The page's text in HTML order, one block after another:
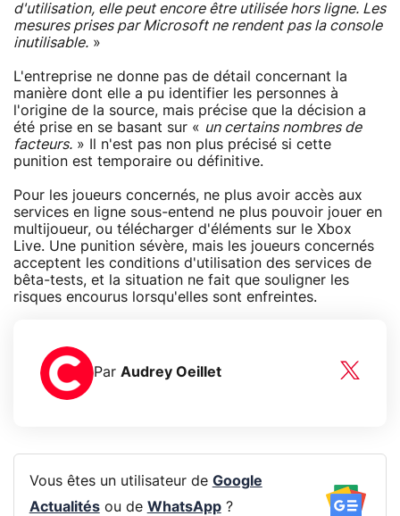
d'utilisation, elle peut encore être utilisée hors ligne. Les
mesures prises par Microsoft ne rendent pas la console
inutilisable. »
L'entreprise ne donne pas de détail concernant la
manière dont elle a pu identifier les personnes à
l'origine de la source, mais précise que la décision a
été prise en se basant sur « un certains nombres de
facteurs. » Il n'est pas non plus précisé si cette
punition est temporaire ou définitive.
Pour les joueurs concernés, ne plus avoir accès aux
services en ligne sous-entend ne plus pouvoir jouer en
multijoueur, ou télécharger d'éléments sur le Xbox
Live. Une punition sévère, mais les joueurs concernés
acceptent les conditions d'utilisation des services de
bêta-tests, et la situation ne fait que souligner les
risques encourus lorsqu'elles sont enfreintes.
Par Audrey Oeillet
Vous êtes un utilisateur de Google
Actualitésou de WhatsApp?